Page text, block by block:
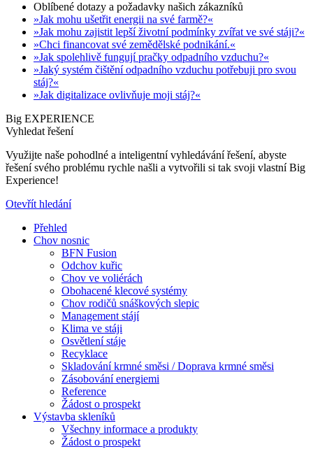
Oblíbené dotazy a požadavky našich zákazníků
»Jak mohu ušetřit energii na své farmě?«
»Jak mohu zajistit lepší životní podmínky zvířat ve své stáji?«
»Chci financovat své zemědělské podnikání.«
»Jak spolehlivě fungují pračky odpadního vzduchu?«
»Jaký systém čištění odpadního vzduchu potřebuji pro svou
stáj?«
»Jak digitalizace ovlivňuje moji stáj?«
Big EXPERIENCE
Vyhledat řešení
Využijte naše pohodlné a inteligentní vyhledávání řešení, abyste
řešení svého problému rychle našli a vytvořili si tak svoji vlastní Big
Experience!
Otevřít hledání
Přehled
Chov nosnic
BFN Fusion
Odchov kuřic
Chov ve voliérách
Obohacené klecové systémy
Chov rodičů snáškových slepic
Management stájí
Klima ve stáji
Osvětlení stáje
Recyklace
Skladování krmné směsi / Doprava krmné směsi
Zásobování energiemi
Reference
Žádost o prospekt
Výstavba skleníků
Všechny informace a produkty
Žádost o prospekt